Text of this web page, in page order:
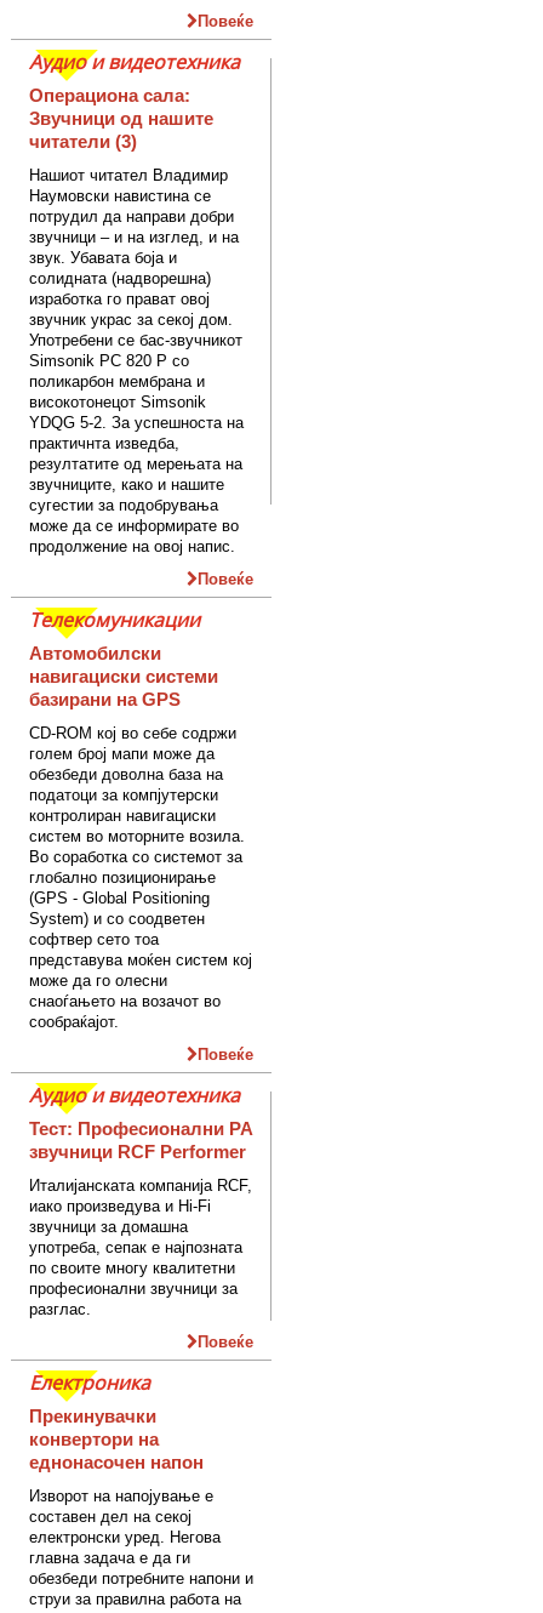
Повеќе
Аудио и видеотехника
Операциона сала:
Звучници од нашите
читатели (3)
Нашиот читател Владимир
Наумовски навистина се
потрудил да направи добри
звучници – и на изглед, и на
звук. Убавата боја и
солидната (надворешна)
изработка го прават овој
звучник украс за секој дом.
Употребени се бас-звучникот
Simsonik PC 820 P со
поликарбон мембрана и
високотонецот Simsonik
YDQG 5-2. За успешноста на
практичнта изведба,
резултатите од мерењата на
звучниците, како и нашите
сугестии за подобрувања
може да се информирате во
продолжение на овој напис.
Повеќе
Телекомуникации
Автомобилски
навигациски системи
базирани на GPS
CD-ROM кој во себе содржи
голем број мапи може да
обезбеди доволна база на
податоци за компјутерски
контролиран навигациски
систем во моторните возила.
Во соработка со системот за
глобално позиционирање
(GPS - Global Positioning
System) и со соодветен
софтвер сето тоа
представува моќен систем кој
може да го олесни
снаоѓањето на возачот во
сообраќајот.
Повеќе
Аудио и видеотехника
Тест: Професионални PA
звучници RCF Performer
Италијанската компанија RCF,
иако произведува и Hi-Fi
звучници за домашна
употреба, сепак е најпозната
по своите многу квалитетни
професионални звучници за
разглас.
Повеќе
Електроника
Прекинувачки
конвертори на
еднонасочен напон
Изворот на напојување е
составен дел на секој
електронски уред. Негова
главна задача е да ги
обезбеди потребните напони и
струи за правилна работа на